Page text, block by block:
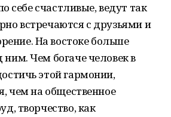
себе счастливые, ведут так
встречаются с друзьями и
На востоке больше
Чем богаче человек в
этой гармонии,
чем на общественное
творчество, как